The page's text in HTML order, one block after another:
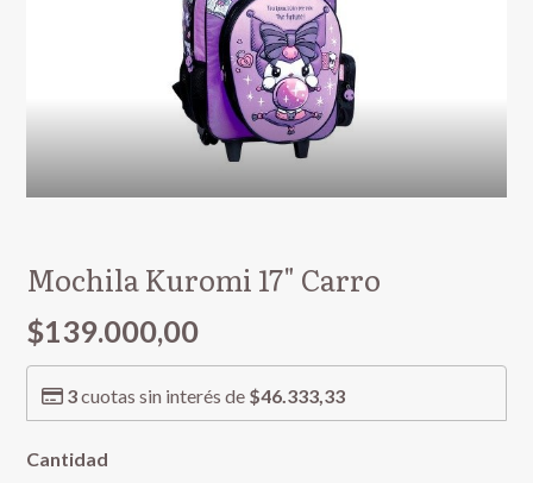
Mochila Kuromi 17" Carro
$139.000,00
3cuotas sin interés de $46.333,33
Cantidad